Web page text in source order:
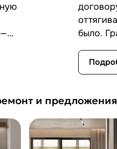
к
и
было.
Если
сдан в
и предложения